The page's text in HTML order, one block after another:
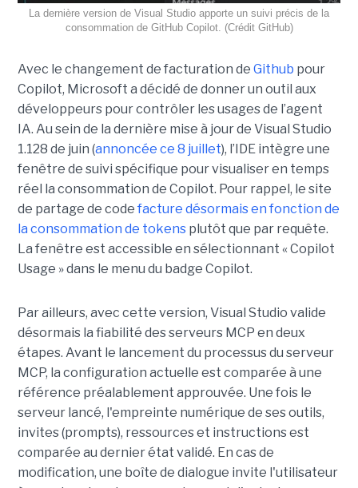
La dernière version de Visual Studio apporte un suivi précis de la
consommation de GitHub Copilot. (Crédit GitHub)
Avec le changement de facturation de Github pour
Copilot, Microsoft a décidé de donner un outil aux
développeurs pour contrôler les usages de l’agent
IA. Au sein de la dernière mise à jour de Visual Studio
1.128 de juin (annoncée ce 8 juillet), l’IDE intègre une
fenêtre de suivi spécifique pour visualiser en temps
réel la consommation de Copilot. Pour rappel, le site
de partage de code facture désormais en fonction de
la consommation de tokens plutôt que par requête.
La fenêtre est accessible en sélectionnant « Copilot
Usage » dans le menu du badge Copilot.
Par ailleurs, avec cette version, Visual Studio valide
désormais la fiabilité des serveurs MCP en deux
étapes. Avant le lancement du processus du serveur
MCP, la configuration actuelle est comparée à une
référence préalablement approuvée. Une fois le
serveur lancé, l'empreinte numérique de ses outils,
invites (prompts), ressources et instructions est
comparée au dernier état validé. En cas de
modification, une boîte de dialogue invite l'utilisateur